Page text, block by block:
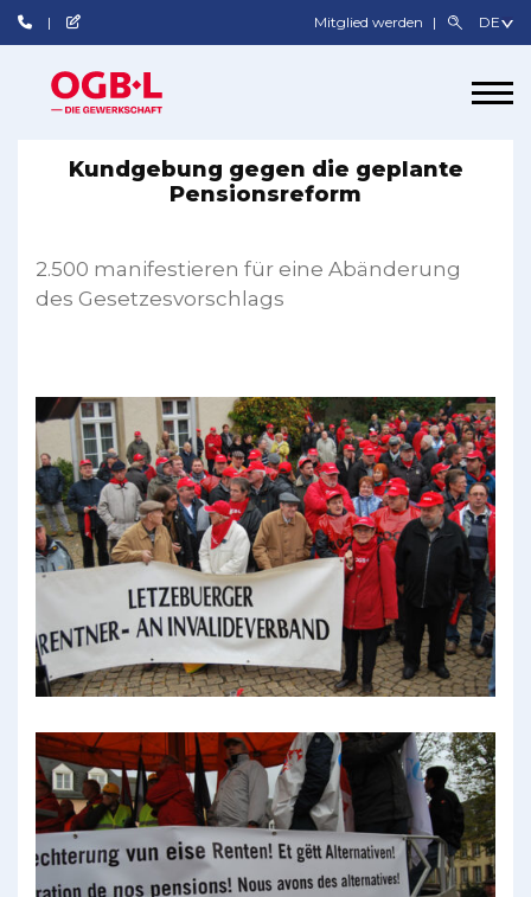
Mitglied werden
Kundgebung gegen die geplante
Pensionsreform
2.500 manifestieren für eine Abänderung
des Gesetzesvorschlags